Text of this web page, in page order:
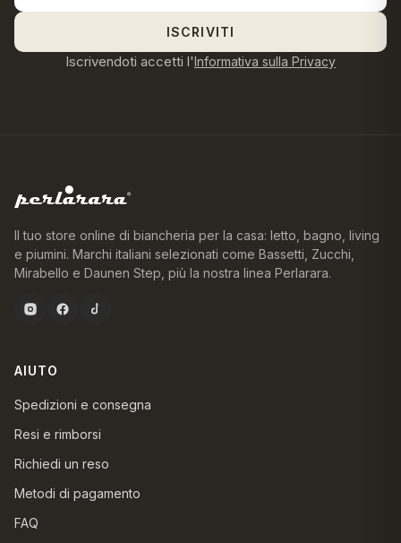
ISCRIVITI
Iscrivendoti accetti l'Informativa sulla Privacy
Il tuo store online di biancheria per la casa: letto, bagno, living
e piumini. Marchi italiani selezionati come Bassetti, Zucchi,
Mirabello e Daunen Step, più la nostra linea Perlarara.
AIUTO
Spedizioni e consegna
Resi e rimborsi
Richiedi un reso
Metodi di pagamento
FAQ